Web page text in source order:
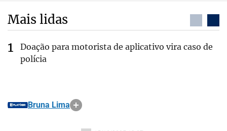
Mais lidas
Doação para motorista de aplicativo vira caso de
polícia
Bruna Lima